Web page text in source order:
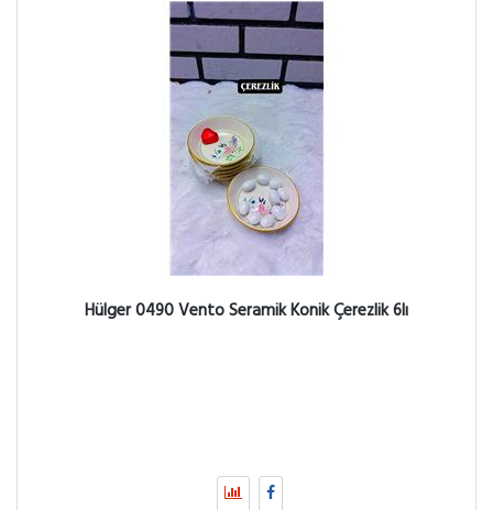
Hülger 0490 Vento Seramik Konik Çerezlik 6lı